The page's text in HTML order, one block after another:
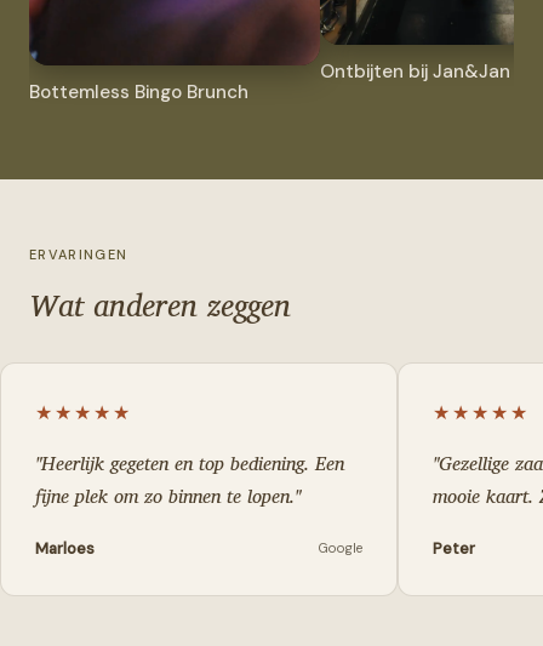
Bottemless Bingo Brunch
Ontbijten bij Jan&Jan
ERVARINGEN
Wat anderen zeggen
★★★★★
"Heerlijk gegeten en top bediening. Een
fijne plek om zo binnen te lopen."
Marloes Google
★★★★★
"Gezellige
mooie kaart.
Peter